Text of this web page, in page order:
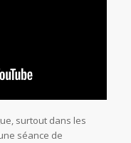
surtout dans les
séance de